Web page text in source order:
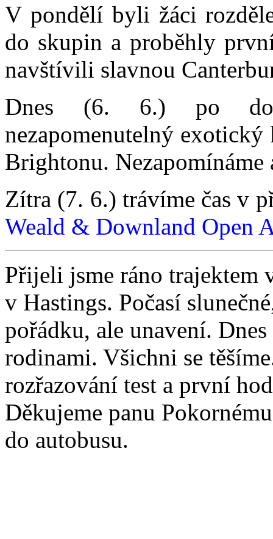
V pondělí byli žáci
do skupin a proběhly
navštívili slavnou
Dnes (6. 6.) po
nezapomenutelný
Brightonu.
Zítra (7. 6.) trávíme čas v
Weald & Downland Open
Přijeli jsme ráno trajektem
v Hastings. Počasí
pořádku, ale unavení.
rodinami. Všichni se
rozřazování test a první
Děkujeme panu
do autobusu.